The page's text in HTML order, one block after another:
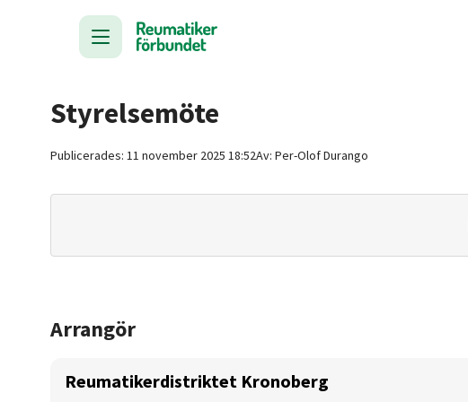
Styrelsemöte
Publicerades: 11 november 2025 18:52Av: Per-OlofDurango
Arrangör
Reumatikerdistriktet Kronoberg